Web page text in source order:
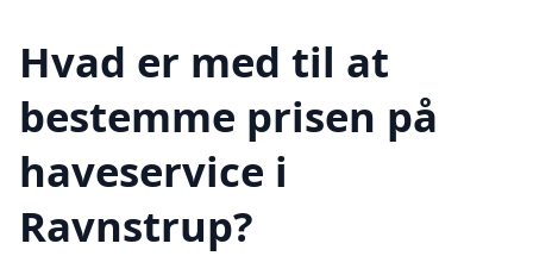
Hvad er med til at
bestemme prisen på
haveservice i
Ravnstrup?